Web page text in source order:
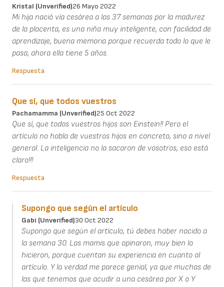
Kristal (unverified)26 Mayo 2022
Mi hija nació vía cesárea a las 37 semanas por la madurez
de la placenta, es una niña muy inteligente, con facilidad de
aprendizaje, buena memoria porque recuerda todo lo que le
pasa, ahora ella tiene 5 años.
Respuesta
Que sí, que todos vuestros
Pachamamma (unverified)25 Oct 2022
Que sí, que todos vuestros hijos son Einstein!! Pero el
artículo no habla de vuestros hijos en concreto, sino a nivel
general. La inteligencia no la sacaron de vosotros, eso está
claro!!!
Respuesta
Supongo que según el artículo
Gabi (unverified)30 Oct 2022
Supongo que según el artículo, tú debes haber nacido a
la semana 30. Las mamis que opinaron, muy bien lo
hicieron, porque cuentan su experiencia en cuanto al
artículo. Y la verdad me parece genial, ya que muchas de
las que tenemos que acudir a una cesárea por X o Y